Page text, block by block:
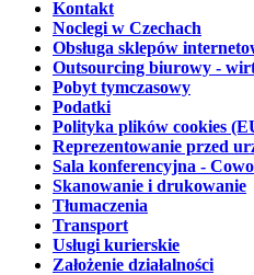
Kontakt
Noclegi w Czechach
Obsługa sklepów
Outsourcing biurowy -
Pobyt tymczasowy
Podatki
Polityka plików cookies
Reprezentowanie przed
Sala konferencyjna -
Skanowanie i drukowanie
Tłumaczenia
Transport
Usługi kurierskie
Założenie działalności